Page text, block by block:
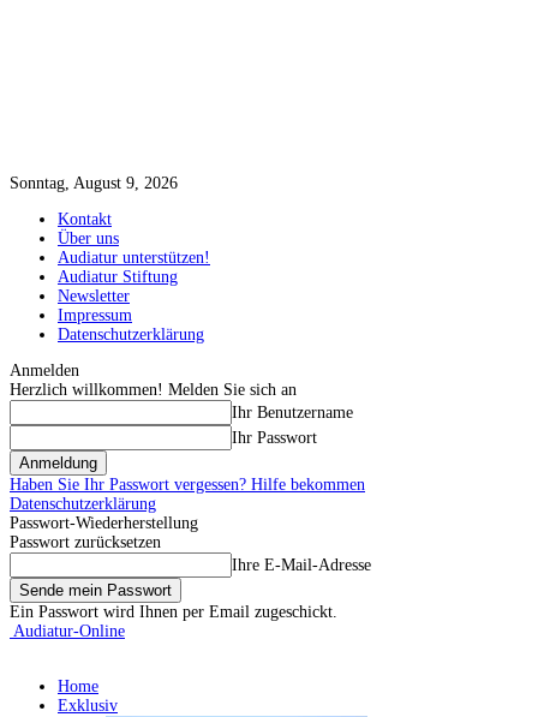
Sonntag, August 9, 2026
Kontakt
Über uns
Audiatur unterstützen!
Audiatur Stiftung
Newsletter
Impressum
Datenschutzerklärung
Anmelden
Herzlich willkommen! Melden Sie sich an
Ihr Benutzername
Ihr Passwort
Haben Sie Ihr Passwort vergessen? Hilfe bekommen
Datenschutzerklärung
Passwort-Wiederherstellung
Passwort zurücksetzen
Ihre E-Mail-Adresse
Ein Passwort wird Ihnen per Email zugeschickt.
Audiatur-Online
Home
Exklusiv